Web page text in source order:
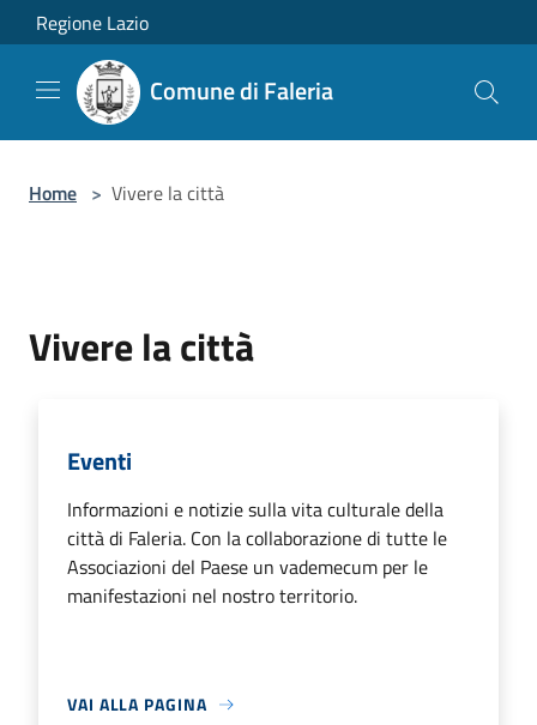
Salta al contenuto principale
Regione Lazio
Comune di Faleria
Home > Vivere la città
Vivere la città
Eventi
Informazioni e notizie sulla vita culturale della
città di Faleria. Con la collaborazione di tutte le
Associazioni del Paese un vademecum per le
manifestazioni nel nostro territorio.
VAI ALLA PAGINA